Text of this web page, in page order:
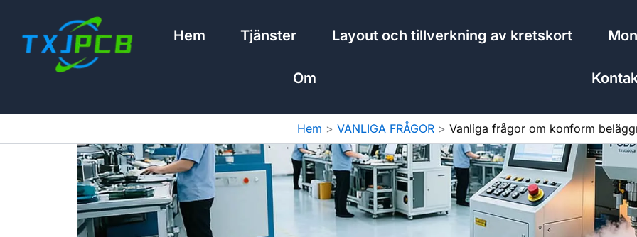
innehåll
Hem Tjänster Layout och tillverkning av kretskort
Om
Hem VANLIGA FRÅGOR Vanliga frågor om konform